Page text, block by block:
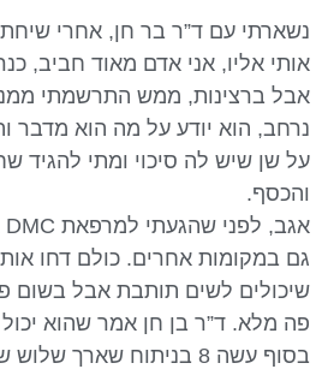
נשארתי עם ד”ר בר חן, אחרי
אותי אליו, אני אדם מאוד חביב,
אבל ברצינות, ממש התרשמתי
נרחב, הוא יודע על מה הוא מדבר
על שן שיש לה סיכוי ומתי להגיד
והכסף.
גם במקומות אחרים. כולם דחו
שיכולים לשים תותבת אבל בשום
בסוף עשה 8 בניתוח שארך שלוש שעות, עם מרדים צמוד.